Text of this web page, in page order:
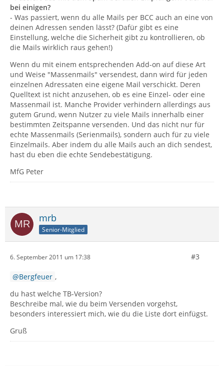
bei einigen?
- Was passiert, wenn du alle Mails per BCC auch an eine von
deinen Adressen senden lässt? (Dafür gibt es eine
Einstellung, welche die Sicherheit gibt zu kontrollieren, ob
die Mails wirklich raus gehen!)
Wenn du mit einem entsprechenden Add-on auf diese Art
und Weise "Massenmails" versendest, dann wird für jeden
einzelnen Adressaten eine eigene Mail verschickt. Deren
Quelltext ist nicht anzusehen, ob es eine Einzel- oder eine
Massenmail ist. Manche Provider verhindern allerdings aus
gutem Grund, wenn Nutzer zu viele Mails innerhalb einer
bestimmten Zeitspanne versenden. Und das nicht nur für
echte Massenmails (Serienmails), sondern auch für zu viele
Einzelmails. Aber indem du alle Mails auch an dich sendest,
hast du eben die echte Sendebestätigung.
MfG Peter
mrb
Senior-Mitglied
6. September 2011 um 17:38 #3
Bergfeuer ,
du hast welche TB-Version?
Beschreibe mal, wie du beim Versenden vorgehst,
besonders interessiert mich, wie du die Liste dort einfügst.
Gruß